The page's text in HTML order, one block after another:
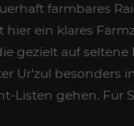
farmbares
ein klares
gezielt auf
Ur'zul besonders
Listen gehen. Für